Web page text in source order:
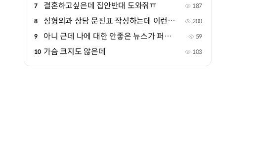
7 결혼하고싶은데 집안반대 도와줘ㅠ 187
8 성형외과 상담 문진표 작성하는데 이런건왜물어?? 200
9 아니 근데 나에 대한 안좋은 뉴스가 퍼진 상태인데 59
10 가슴 크지도 않은데 103